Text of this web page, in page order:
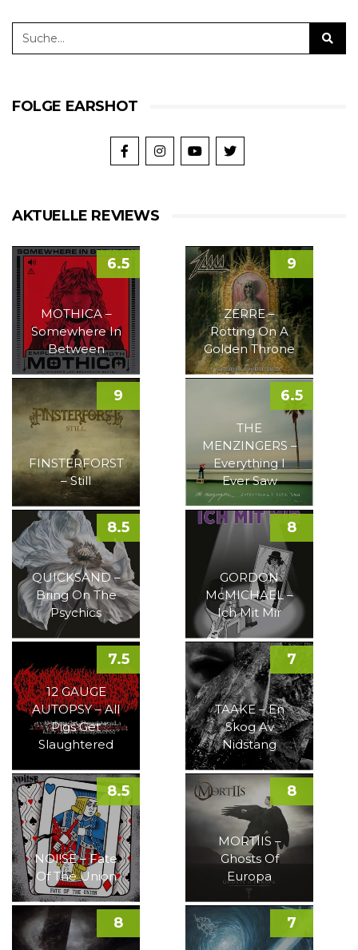
FOLGE EARSHOT
AKTUELLE REVIEWS
MOTHICA –
Somewhere In
Between
6.5
ZERRE –
Rotting On A
Golden Throne
9
FINSTERFORST
– Still
9
THE
MENZINGERS –
Everything I
Ever Saw
6.5
QUICKSAND –
Bring On The
Psychics
8.5
GORDON
McMICHAEL –
Ich Mit Mir
8
12 GAUGE
AUTOPSY – All
Pigs Get
Slaughtered
7.5
TAAKE – En
Skog Av
Nidstang
7
NOI!SE – Fate
Of The Union
8.5
MORTIIS –
Ghosts Of
Europa
8
8 7